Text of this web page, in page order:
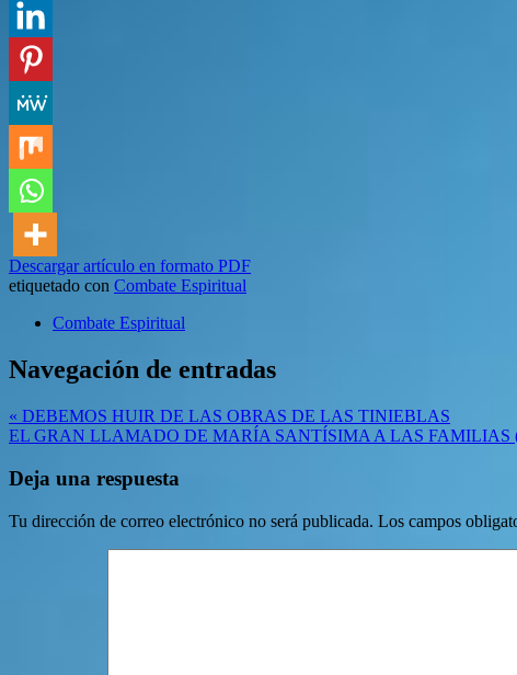
Descargar artículo en formato PDF
etiquetado con Combate Espiritual
Combate Espiritual
Navegación de entradas
« DEBEMOS HUIR DE LAS OBRAS DE LAS TINIEBLAS
EL GRAN LLAMADO DE MARÍA SANTÍSIMA A LAS FAMILIAS
Deja una respuesta
Tu dirección de correo electrónico no será publicada. Los campos